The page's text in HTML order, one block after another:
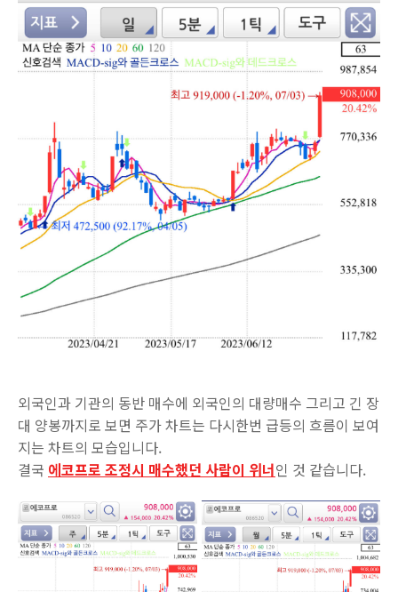
외국인과 기관의 동반 매수에 외국인의 대량매수 그리고 긴 장
대 양봉까지로 보면 주가 차트는 다시한번 급등의 흐름이 보여
지는 차트의 모습입니다.
결국 에코프로 조정시 매수했던 사람이 위너인 것 같습니다.